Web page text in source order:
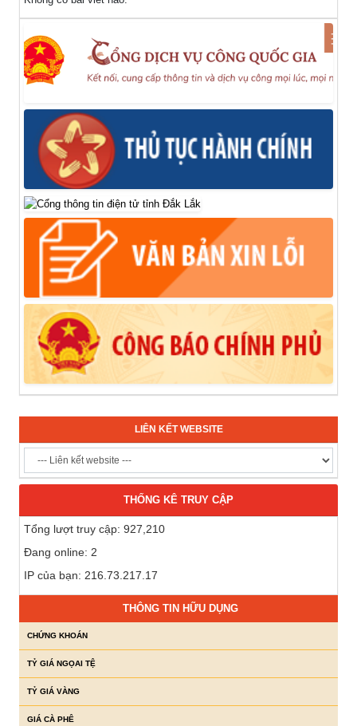
LIÊN KẾT WEBSITE
THỐNG KÊ TRUY CẬP
Tổng lượt truy cập: 927,210
Đang online: 2
IP của bạn: 216.73.217.17
THÔNG TIN HỮU DỤNG
CHỨNG KHOÁN
TỶ GIÁ NGỌAI TỆ
TỶ GIÁ VÀNG
GIÁ CÀ PHÊ